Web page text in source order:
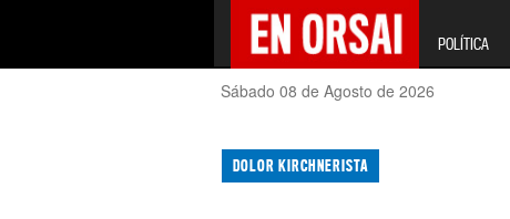
POLÍTICA
Sábado 08 de Agosto de 2026
DOLOR KIRCHNERISTA